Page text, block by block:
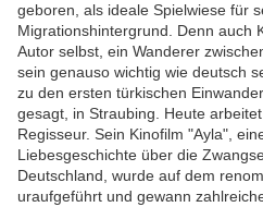
geboren, als ideale Spielwiese für
Migrationshintergrund. Denn auch
Autor selbst, ein Wanderer
sein genauso wichtig wie deutsch
zu den ersten türkischen
gesagt, in Straubing. Heute
Regisseur. Sein Kinofilm "Ayla",
Liebesgeschichte über die
Deutschland, wurde auf dem
uraufgeführt und gewann